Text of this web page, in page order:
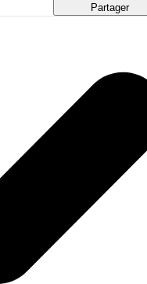
Partager